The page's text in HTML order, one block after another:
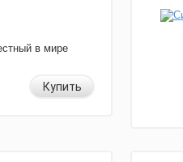
в мире
Купить